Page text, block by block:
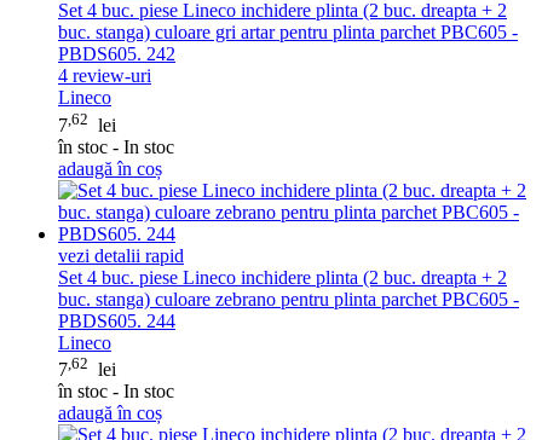
Set 4 buc. piese Lineco inchidere plinta (2 buc. dreapta + 2
buc. stanga) culoare gri artar pentru plinta parchet PBC605 -
PBDS605. 242
4 review-uri
Lineco
7 ,62 lei
în stoc - In stoc
adaugă în coș
vezi detalii rapid
Set 4 buc. piese Lineco inchidere plinta (2 buc. dreapta + 2
buc. stanga) culoare zebrano pentru plinta parchet PBC605 -
PBDS605. 244
Lineco
7 ,62 lei
în stoc - In stoc
adaugă în coș